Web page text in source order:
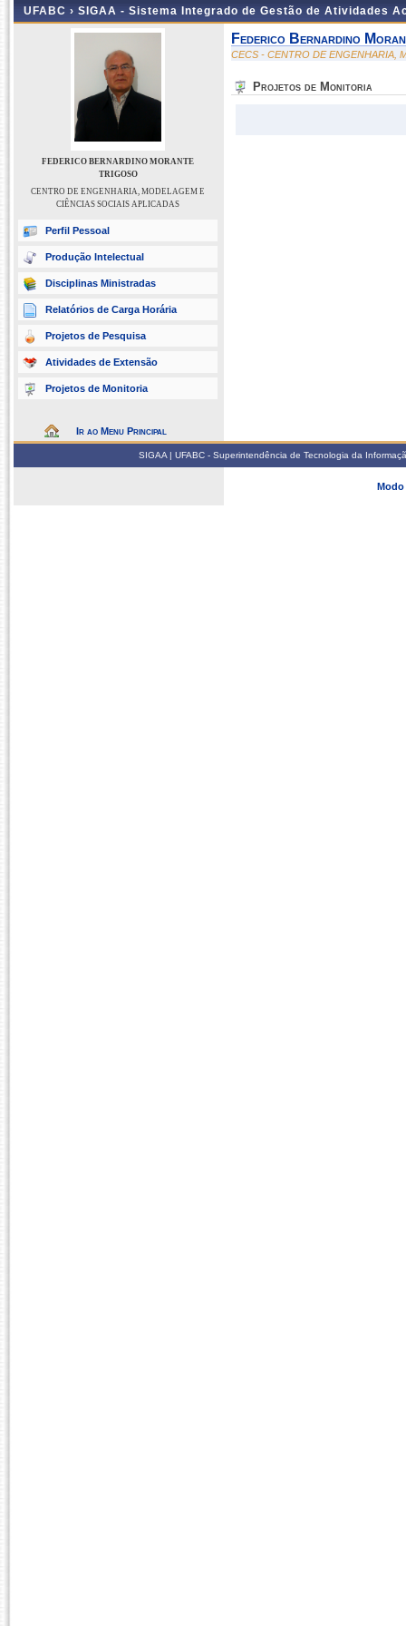
UFABC › SIGAA - Sistema Integrado de Gestão de Atividades
FEDERICO BERNARDINO MORANTE
TRIGOSO
CENTRO DE ENGENHARIA, MODELAGEM E
CIÊNCIAS SOCIAIS APLICADAS
Perfil Pessoal
Produção Intelectual
Disciplinas Ministradas
Relatórios de Carga Horária
Projetos de Pesquisa
Atividades de Extensão
Projetos de Monitoria
Ir ao Menu Principal
Federico Bernardino
CECS - CENTRO DE ENGENHARIA,
Projetos de Monitoria
SIGAA | UFABC - Superintendência de Tecnologia da
Modo